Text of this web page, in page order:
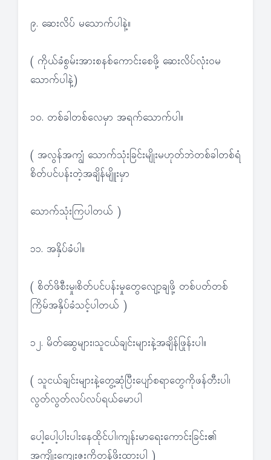
၉. ဆေးလိပ် မသောက်ပါနဲ့။
( ကိုယ်ခံစွမ်းအားစနစ်ကောင်းစေဖို့ ဆေးလိပ်လုံးဝမ
သောက်ပါနဲ့)
၁၀. တစ်ခါတစ်လေမှာ အရက်သောက်ပါ။
( အလွန်အကျွံ သောက်သုံးခြင်းမျိုးမဟုတ်ဘဲတစ်ခါတစ်ရံ
စိတ်ပင်ပန်းတဲ့အချိန်မျိူးမှာ
သောက်သုံးကြပါတယ် )
၁၁. အနှိပ်ခံပါ။
( စိတ်ဖိစီးမှု၊စိတ်ပင်ပန်းမှုတွေလျော့ချဖို့ တစ်ပတ်တစ်
ကြိမ်အနှိပ်ခံသင့်ပါတယ် )
၁၂. မိတ်ဆွေများ၊သူငယ်ချင်းများနဲ့အချိန်ဖြုန်းပါ။
( သူငယ်ချင်းများနဲ့တွေ့ဆုံပြီးပျော်စရာတွေကိုဖန်တီးပါ၊
လွတ်လွတ်လပ်လပ်ရယ်မောပါ
ပေါ့ပေါ့ပါးပါးနေထိုင်ပါ၊ကျန်းမာရေးကောင်းခြင်း၏
အကျိုးကျေးဇူးကိုတန်ဖိုးထားပါ )